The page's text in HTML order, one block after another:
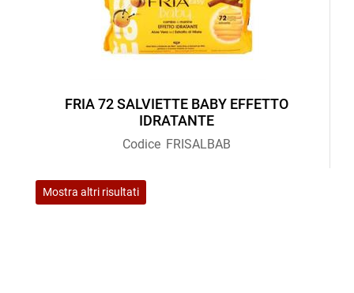
FRIA 72 SALVIETTE BABY EFFETTO
IDRATANTE
Codice FRISALBAB
Mostra altri risultati